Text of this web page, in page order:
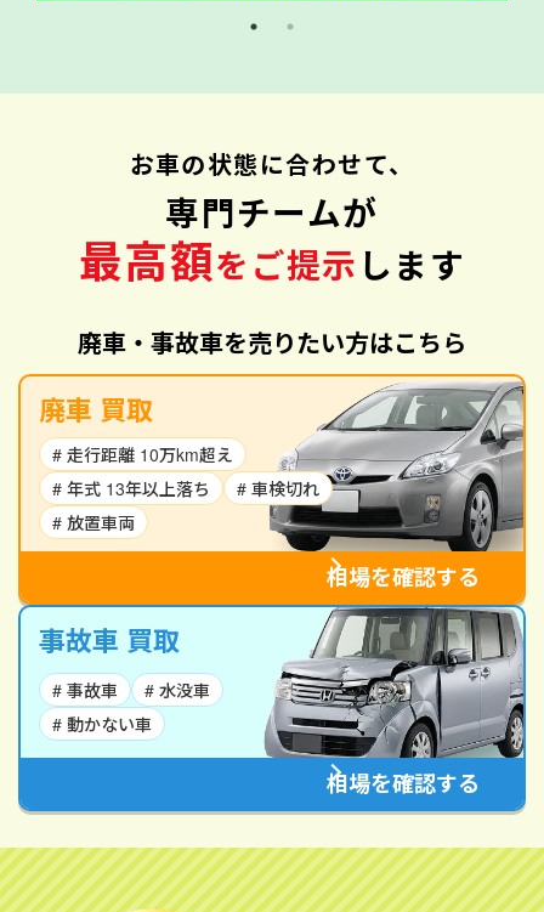
お車の状態に合わせて、
専門チームが
最高額をご提示 します
廃車・事故車を売りたい方はこちら
廃車 買取
# 走行距離 10万km超え
# 年式 13年以上落ち
# 車検切れ
# 放置車両
相場を確認する
事故車 買取
# 事故車
# 水没車
# 動かない車
相場を確認する